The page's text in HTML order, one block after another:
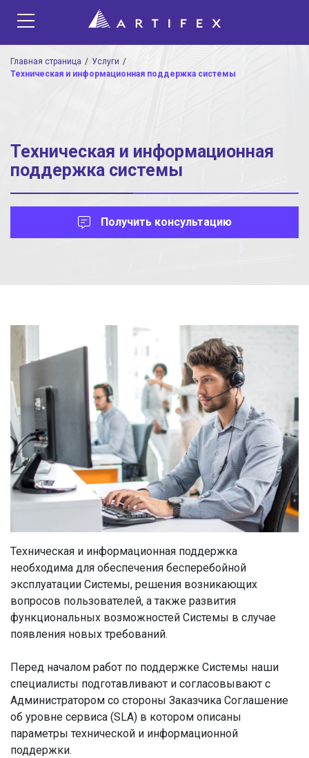
Главная страница
Услуги
Техническая и информационная поддержка системы
Техническая и информационная
поддержка системы
Получить консультацию
Техническая и информационная поддержка
необходима для обеспечения бесперебойной
эксплуатации Системы, решения возникающих
вопросов пользователей, а также развития
функциональных возможностей Системы в случае
появления новых требований.
Перед началом работ по поддержке Системы наши
специалисты подготавливают и согласовывают с
Администратором со стороны Заказчика Соглашение
об уровне сервиса (SLA) в котором описаны
параметры технической и информационной
поддержки.